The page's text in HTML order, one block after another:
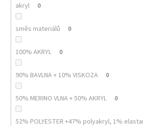
akryl 0
směs materiálů 0
100% AKRYL 0
90% BAVLNA + 10% VISKOZA 0
50% MERINO VLNA + 50% AKRYL 0
52% POLYESTER +47% polyakryl, 1%